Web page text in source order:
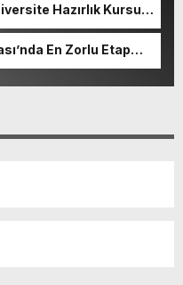
Hazırlık Kursu
En Zorlu Etap